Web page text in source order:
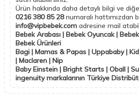
Ürün hakkında daha detaylı bilgi ve
0216 380 85 28numaralı hattımızdan
info@vipbebek.com adresine mail
Bebek Arabası | Bebek Oyuncak |
Bebek Ürünleri
Bagi | Mamas & Papas | Uppababy |
| Maclaren | Nip
Baby Einstein | Bright Starts | Oball |
ingenuity markalarının Türkiye